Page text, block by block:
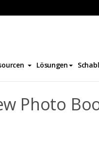
Lösungen
2021 Year in Review Photo
Photo